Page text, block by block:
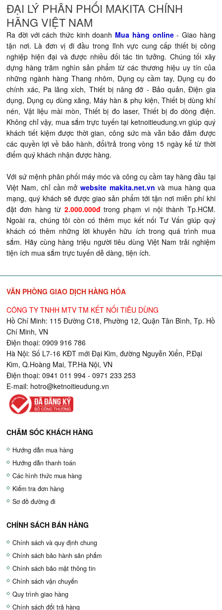
ĐẠI LÝ PHÂN PHỐI MAKITA CHÍNH
HÃNG VIỆT NAM
Ra đời với cách thức kinh doanh Mua hàng online - Giao hàng
tận nơi. Là đơn vị đi đầu trong lĩnh vực cung cấp thiết bị công
nghiệp hiện đại và được nhiều đối tác tin tưởng. Chúng tối xây
dựng hàng trăm nghìn sản phẩm từ các thương hiệu uy tín của
những ngành hàng Thang nhôm, Dụng cụ cầm tay, Dụng cụ đo
chính xác, Pa lăng xích, Thiết bị nâng đỡ - Bảo quản, Điện gia
dụng, Dụng cụ dùng xăng, Máy hàn & phụ kiện, Thiết bị dùng khí
nén, Vật liệu mài mòn, Thiết bị đo laser, Thiết bị đo dòng điện.
Không chỉ vậy, mua sắm trực tuyến tại ketnoitieudung.vn giúp quý
khách tiết kiệm được thời gian, công sức mà vẫn bảo đảm được
các quyền lợi về bảo hành, đổi/trả trong vòng 15 ngày kể từ thời
điểm quý khách nhận được hàng.
Với sứ mệnh phân phối máy móc và công cụ cầm tay hàng đầu tại
Việt Nam, chỉ cần mở website makita.net.vn và mua hàng qua
mạng, quý khách sẽ được giao sản phẩm tới tận nơi miễn phí khi
đặt đơn hàng từ 2.000.000đtrong phạm vi nội thành Tp.HCM.
Ngoài ra, chúng tôi còn có thêm mục kết nối Tư Vấn giúp quý
khách có thêm những lời khuyên hữu ích trong quá trình mua
sắm. Hãy cùng hàng triệu người tiêu dùng Việt Nam trải nghiệm
tiện ích mua sắm trực tuyến dễ dàng, tiện ích.
VĂN PHÒNG GIAO DỊCH HÀNG HÓA
CÔNG TY TNHH MTV TM KẾT NỐI TIÊU DÙNG
Hồ Chí Minh: 115 Đường C18, Phường 12, Quận Tân Bình, Tp. Hồ
Chí Minh, VN
Điện thoại: 0909 916 786
Hà Nội: Số L7-16 KĐT mới Đại Kim, đường Nguyễn Xiển, P.Đại
Kim, Q.Hoàng Mai, TP.Hà Nội, VN
Điện thoại: 0941 011 994 - 0971 233 253
E-mail: hotro@ketnoitieudung.vn
CHĂM SÓC KHÁCH HÀNG
Hướng dẫn mua hàng
Hướng dẫn thanh toán
Các hình thức mua hàng
Kiểm tra đơn hàng
Sơ đồ đường đi
CHÍNH SÁCH BÁN HÀNG
Chính sách và quy định chung
Chính sách bảo hành sản phẩm
Chính sách bảo mật thông tin
Chính sách vận chuyển
Quy trình giao hàng
Chính sách đổi trả hàng